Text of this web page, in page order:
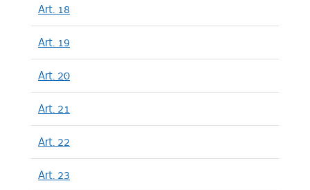
Art. 18
Art. 19
Art. 20
Art. 21
Art. 22
Art. 23